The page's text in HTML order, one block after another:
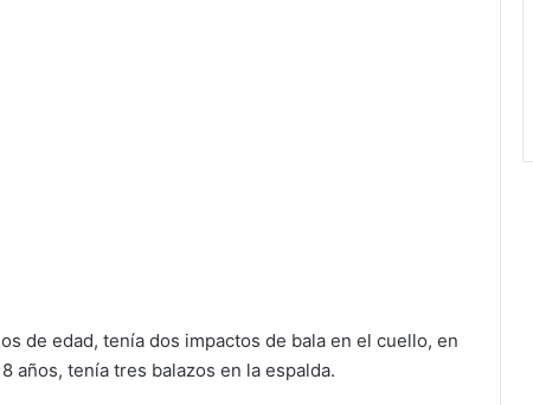
de edad, tenía dos impactos de bala en el cuello, en
años, tenía tres balazos en la espalda.